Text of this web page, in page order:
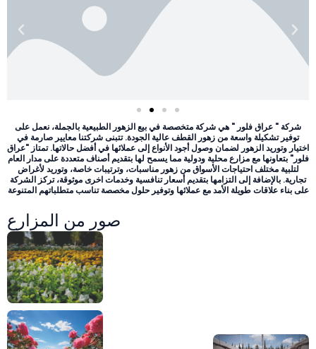
Previous
شركة " عراق فلور " هي شركة متخصصة في بيع الزهور الطبيعية بالجملة، نعمل على
توفير تشكيلة واسعة من زهور القطف عالية الجودة. تتبنى شركتنا معايير صارمة في
اختيار وتوريد الزهور لضمان وصول أجود الأنواع إلى عملائها في أفضل حالاتها. تمتاز "عراق
فلور" بتعاونها مع مزارع محلية ودولية مما يسمح لها بتقديم أصناف متعددة على مدار العام
لتلبية مختلف احتياجات الأسواق من زهور مناسبات، وترتيبات خاصة، وتوريد لأغراض
تجارية. بالإضافة إلى التزامها بتقديم أسعار تنافسية وخدمات اخرى موثوقة، تركز الشركة
على بناء علاقات طويلة الأمد مع عملائها وتوفير حلول مخصصة تناسب متطلباتهم المتنوعة
صور من المزارع